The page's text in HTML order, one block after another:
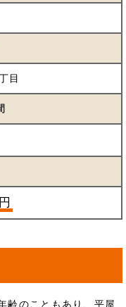
目
齢のこともあり、平屋